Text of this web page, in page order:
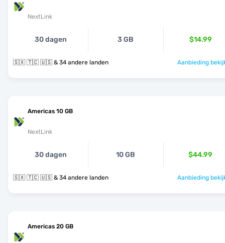
NextLink
30 dagen 3 GB $14.99
🇸🇽 🇹🇨 🇺🇸 & 34 andere landen Aanbieding
Americas 10 GB
NextLink
30 dagen 10 GB $44.99
🇸🇽 🇹🇨 🇺🇸 & 34 andere landen Aanbieding
Americas 20 GB